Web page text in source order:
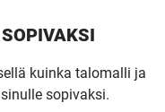
kuinka talomalli ja
sopivaksi.